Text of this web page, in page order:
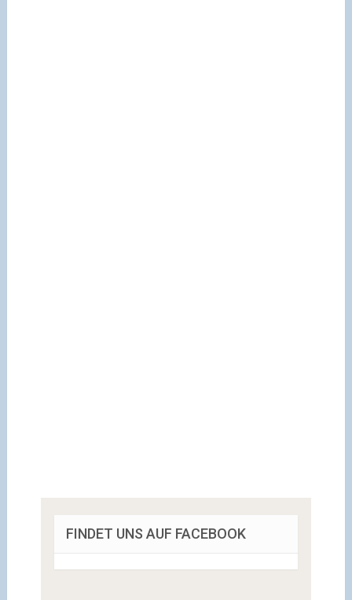
FINDET UNS AUF FACEBOOK